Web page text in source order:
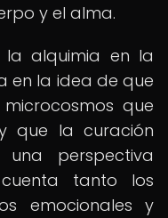
y el alma.
la alquimia en la
en la idea de que
que
que la curación
perspectiva
tanto los
emocionales y